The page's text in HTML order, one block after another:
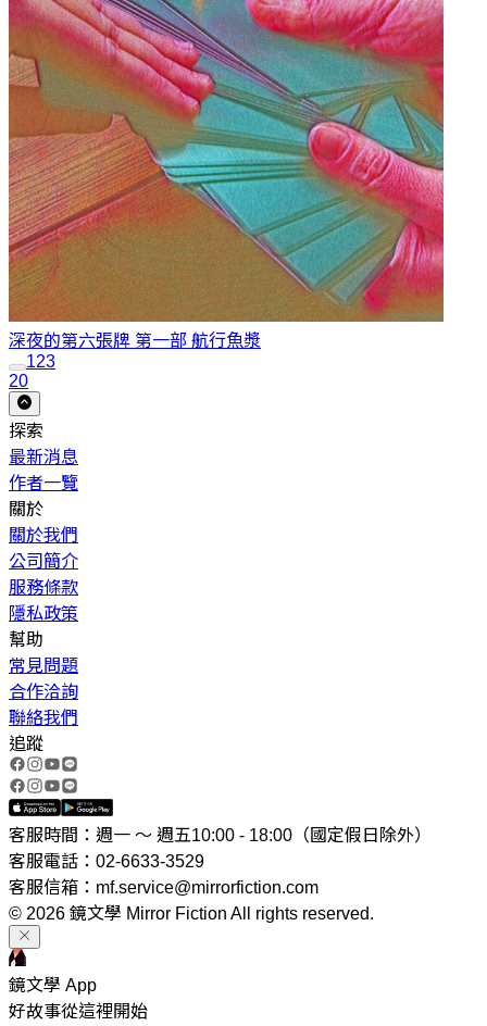
深夜的第六張牌 第一部 航行魚漿
123
20
探索
最新消息
作者一覽
關於
關於我們
公司簡介
服務條款
隱私政策
幫助
常見問題
合作洽詢
聯絡我們
追蹤
客服時間：週一 ～ 週五10:00 - 18:00（國定假日除外）
客服電話：02-6633-3529
客服信箱：mf.service@mirrorfiction.com
© 2026 鏡文學 Mirror Fiction All rights reserved.
鏡文學 App
好故事從這裡開始